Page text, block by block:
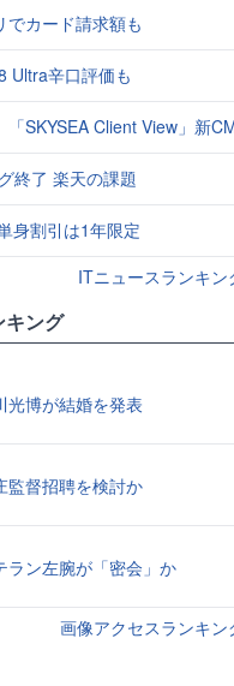
でカード請求額も
Ultra辛口評価も
」新CMで「AI労務改善」をアピール 働き方をAIが分析した
終了 楽天の課題
身割引は1年限定
ITニュースランキン
キング
光博が結婚を発表
監督招聘を検討か
ラン左腕が「密会」か
画像アクセスランキン